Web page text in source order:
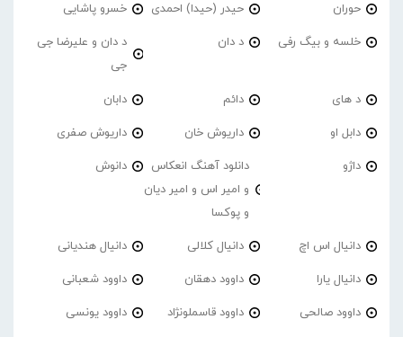
حوران حیدر (حیدا) احمدی خسرو پاشایی
خلسه و بیگ رفی د دان
د دان و علیرضا جی
جی
د های دائم دابان
دابل او داریوش خان داریوش صفری
داژو
دانلود آهنگ انعکاس
و امیر اس و امیر دیان
و پوکسا
دانوش
دانیال اس اچ دانیال کلالی دانیال هندیانی
دانیال یارا داوود دهقان داوود شعبانی
داوود صالحی داوود قاسملونژاد داوود یونسی